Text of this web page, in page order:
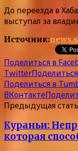
До переезда в
выступал за
Источник:
Поделиться в
Twitter
Поделиться в
ВКонтакте
Предыдущая
Кураньи:
которая